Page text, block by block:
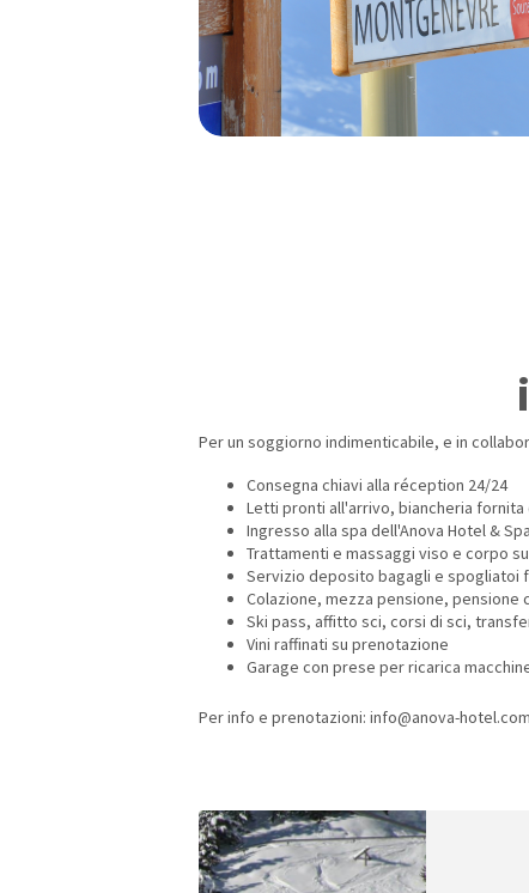
Per un soggiorno indimenticabile, e in
Consegna chiavi alla réception 24/24
Letti pronti all'arrivo, biancheria
Ingresso alla spa dell'Anova Hotel &
Trattamenti e massaggi viso e corpo
Servizio deposito bagagli e spogliatoi
Colazione, mezza pensione, pensione
Ski pass, affitto sci, corsi di sci,
Vini raffinati su prenotazione
Garage con prese per ricarica
Per info e prenotazioni: info@anova-